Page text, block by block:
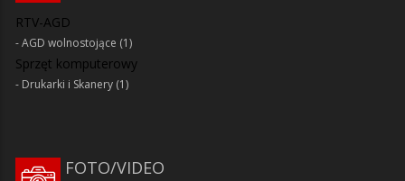
RTV-AGD
AGD wolnostojące (1)
Sprzęt komputerowy
Drukarki i Skanery (1)
FOTO/VIDEO